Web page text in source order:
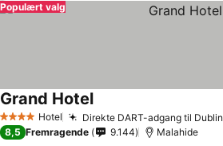
Populært valg
4 StjernerHotel Direkte DART-adgang til Dublin
Grand Hotel
8,5 Fremragende 9.144 Malahide